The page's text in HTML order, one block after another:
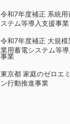
令和7年度補正 系統用
ステム等導入支援事業
令和7年度補正 大規模
業用蓄電システム等
事業
東京都 家庭のゼロエ
ン行動推進事業